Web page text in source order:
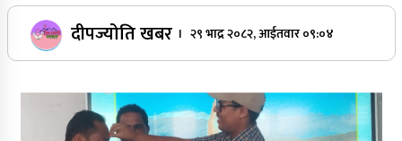
सरकारको ध्यानाकर्षण
बढ्दो साइबर अपराधप्रति प्रदेश सरकारको
ध्यानाकर्षण, खड्काको ठोस पहल
दीपज्योति खबर। २९ भाद्र २०८२, आईतवार ०९:०४